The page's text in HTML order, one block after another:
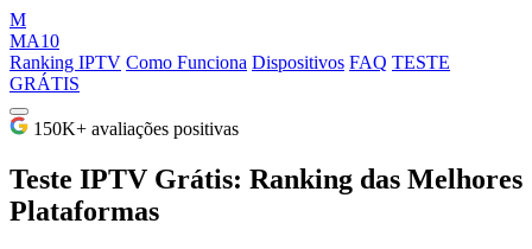
M
MA10
Ranking IPTV Como Funciona Dispositivos FAQ TESTE
GRÁTIS
150K+ avaliações positivas
Teste IPTV Grátis: Ranking das Melhores
Plataformas